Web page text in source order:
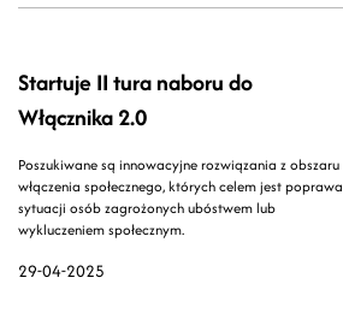
29-04-2025
Startuje II tura naboru do
Włącznika 2.0
Poszukiwane są innowacyjne rozwiązania z obszaru
włączenia społecznego, których celem jest poprawa
sytuacji osób zagrożonych ubóstwem lub
wykluczeniem społecznym.